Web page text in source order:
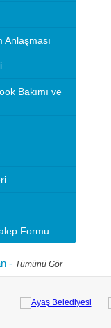
Anlaşması
Bakımı ve
Formu
- Tümünü Gör
hızlandırırım"